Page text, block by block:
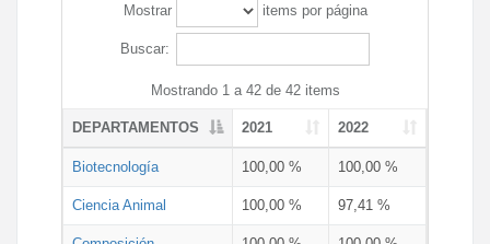
Mostrar items por página
Buscar:
Mostrando 1 a 42 de 42 items
DEPARTAMENTOS 2021 2022
Biotecnología 100,00 % 100,00 %
Ciencia Animal 100,00 % 97,41 %